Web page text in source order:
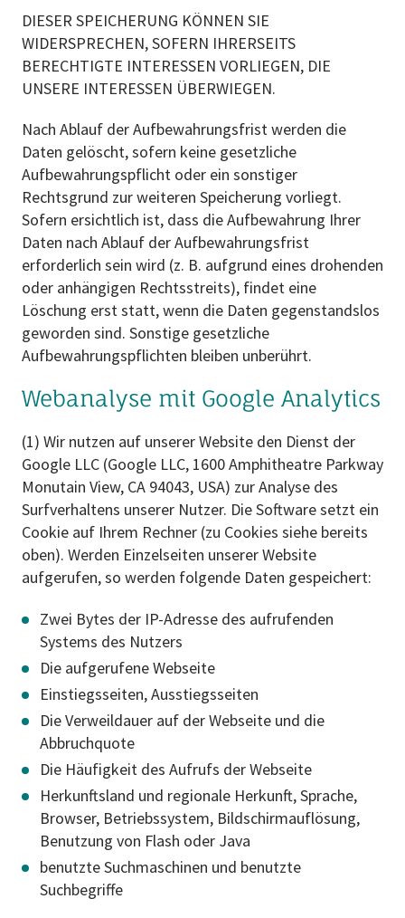
DIESER SPEICHERUNG KÖNNEN SIE
WIDERSPRECHEN, SOFERN IHRERSEITS
BERECHTIGTE INTERESSEN VORLIEGEN, DIE
UNSERE INTERESSEN ÜBERWIEGEN.
Nach Ablauf der Aufbewahrungsfrist werden die
Daten gelöscht, sofern keine gesetzliche
Aufbewahrungspflicht oder ein sonstiger
Rechtsgrund zur weiteren Speicherung vorliegt.
Sofern ersichtlich ist, dass die Aufbewahrung Ihrer
Daten nach Ablauf der Aufbewahrungsfrist
erforderlich sein wird (z. B. aufgrund eines drohenden
oder anhängigen Rechtsstreits), findet eine
Löschung erst statt, wenn die Daten gegenstandslos
geworden sind. Sonstige gesetzliche
Aufbewahrungspflichten bleiben unberührt.
Webanalyse mit Google Analytics
(1) Wir nutzen auf unserer Website den Dienst der
Google LLC (Google LLC, 1600 Amphitheatre Parkway
Monutain View, CA 94043, USA) zur Analyse des
Surfverhaltens unserer Nutzer. Die Software setzt ein
Cookie auf Ihrem Rechner (zu Cookies siehe bereits
oben). Werden Einzelseiten unserer Website
aufgerufen, so werden folgende Daten gespeichert:
Zwei Bytes der IP-Adresse des aufrufenden
Systems des Nutzers
Die aufgerufene Webseite
Einstiegsseiten, Ausstiegsseiten
Die Verweildauer auf der Webseite und die
Abbruchquote
Die Häufigkeit des Aufrufs der Webseite
Herkunftsland und regionale Herkunft, Sprache,
Browser, Betriebssystem, Bildschirmauflösung,
Benutzung von Flash oder Java
benutzte Suchmaschinen und benutzte
Suchbegriffe